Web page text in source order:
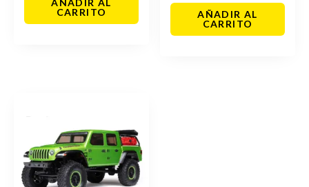
CARRITO
AÑADIR AL
CARRITO